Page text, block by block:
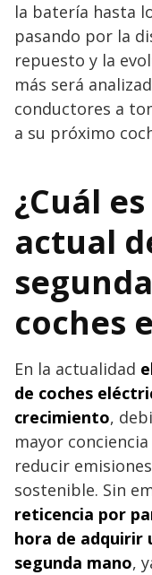
la batería hasta
pasando por la
repuesto y la
más será
conductores a
a su próximo
¿Cuál
actual
coches
En la actualidad
de coches
crecimiento,
mayor
reducir
sostenible. Sin
reticencia por
hora de adquirir
segunda mano,